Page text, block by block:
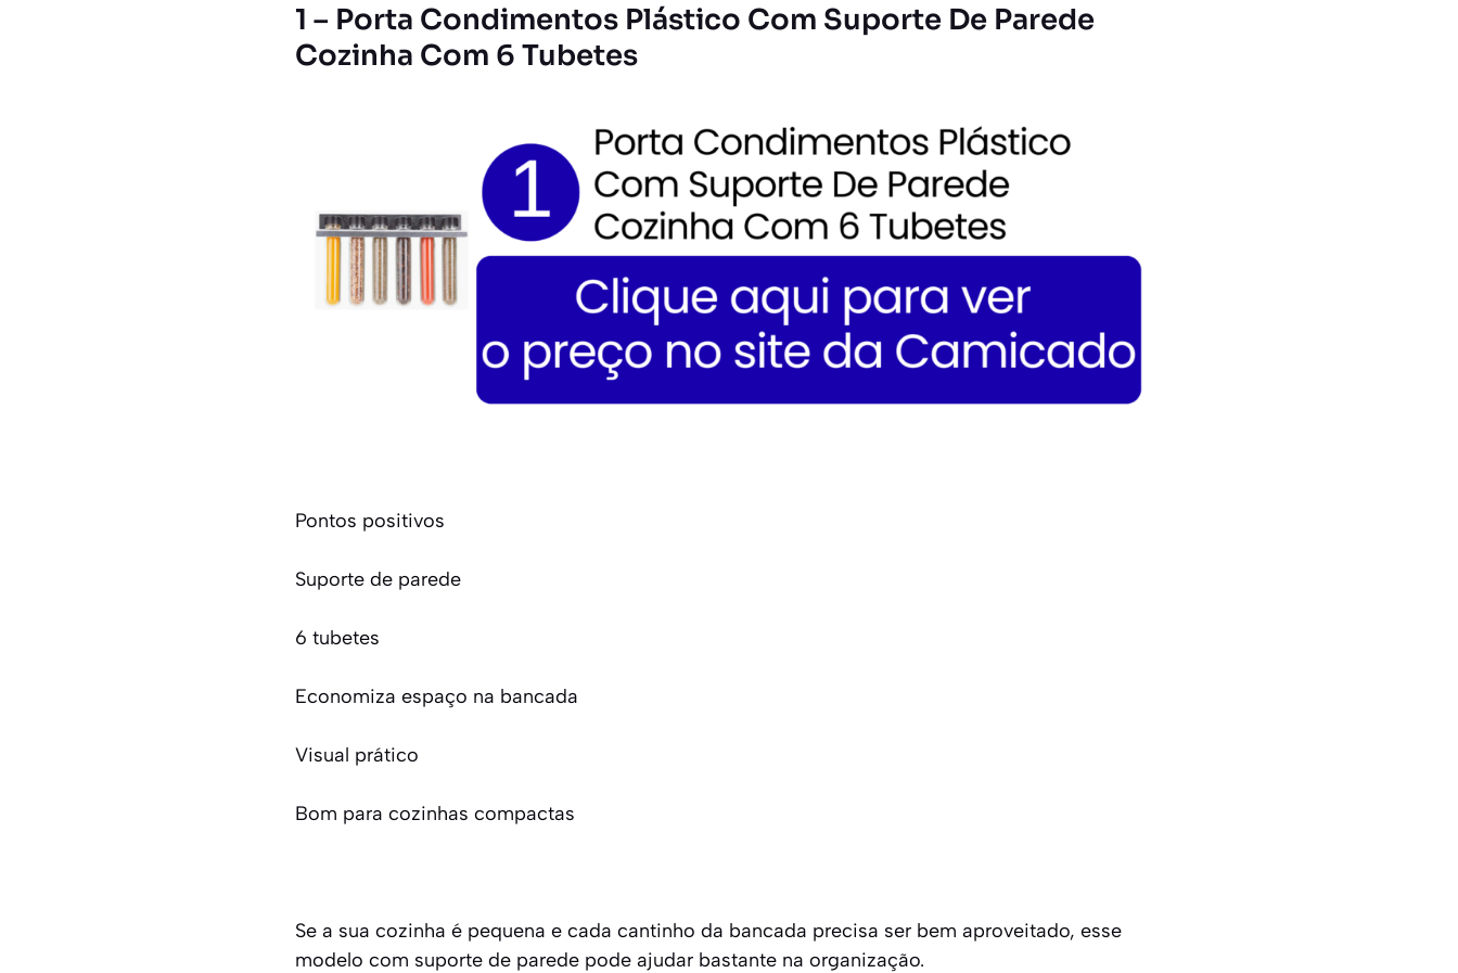
1 – Porta Condimentos Plástico Com Suporte De Parede
Cozinha Com 6 Tubetes
Pontos positivos
Suporte de parede
6 tubetes
Economiza espaço na bancada
Visual prático
Bom para cozinhas compactas
Se a sua cozinha é pequena e cada cantinho da bancada precisa ser bem aproveitado, esse
modelo com suporte de parede pode ajudar bastante na organização.